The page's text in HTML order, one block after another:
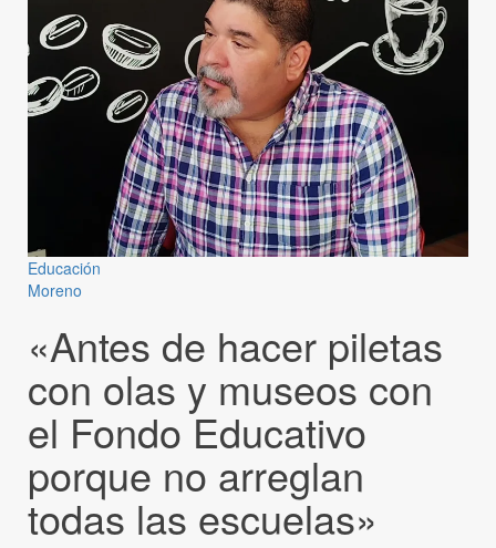
Educación
Moreno
«Antes de hacer piletas
con olas y museos con
el Fondo Educativo
porque no arreglan
todas las escuelas»